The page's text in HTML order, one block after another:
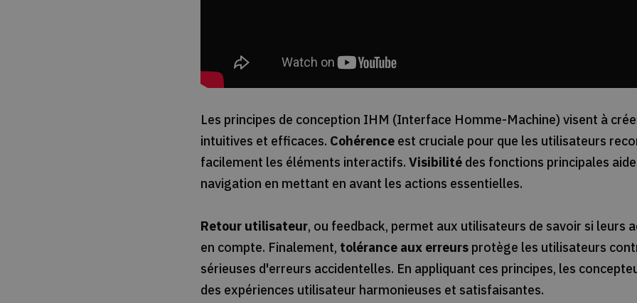
Les principes de conception IHM (Interface Homme-Machine) visent à
intuitives et efficaces. Cohérence est cruciale pour que les utilisateurs
facilement les éléments interactifs. Visibilité des fonctions principales
navigation en mettant en avant les actions essentielles.
Retour utilisateur, ou feedback, permet aux utilisateurs de savoir si leurs
en compte. Finalement, tolérance aux erreurs protège les utilisateurs
sérieuses d'erreurs accidentelles. En appliquant ces principes, les
des expériences utilisateur harmonieuses et satisfaisantes.